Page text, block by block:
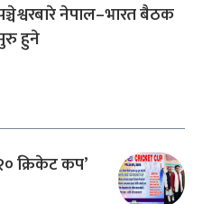
नेपाल–भारत बैठक
हुने
क्रिकेट कप’